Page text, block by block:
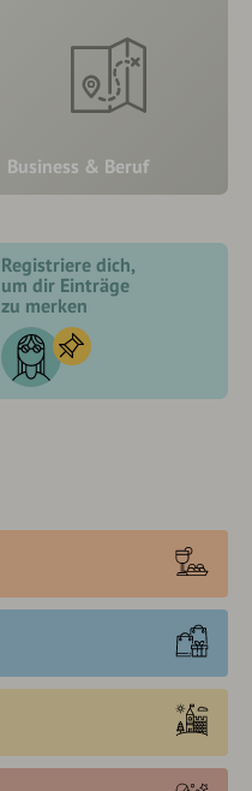
Business & Beruf
Registriere dich,
um dir Einträge
zu merken